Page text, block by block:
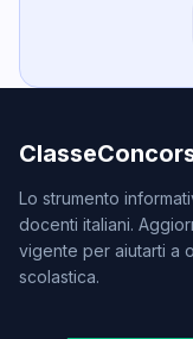
Lo strumento
docenti italiani.
vigente per aiutarti a
scolastica.